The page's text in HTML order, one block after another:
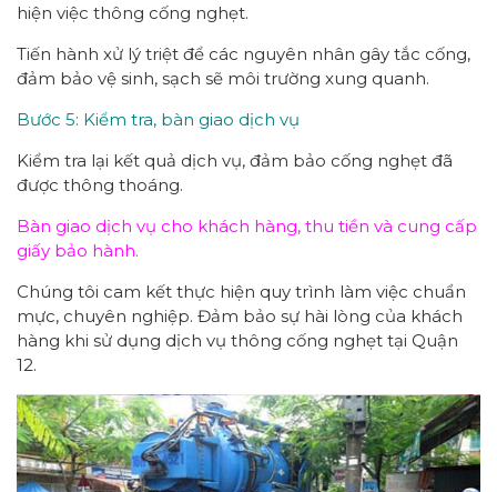
hiện việc thông cống nghẹt.
Tiến hành xử lý triệt để các nguyên nhân gây tắc cống,
đảm bảo vệ sinh, sạch sẽ môi trường xung quanh.
Bước 5: Kiểm tra, bàn giao dịch vụ
Kiểm tra lại kết quả dịch vụ, đảm bảo cống nghẹt đã
được thông thoáng.
Bàn giao dịch vụ cho khách hàng, thu tiền và cung cấp
giấy bảo hành.
Chúng tôi cam kết thực hiện quy trình làm việc chuẩn
mực, chuyên nghiệp. Đảm bảo sự hài lòng của khách
hàng khi sử dụng dịch vụ thông cống nghẹt tại Quận
12.